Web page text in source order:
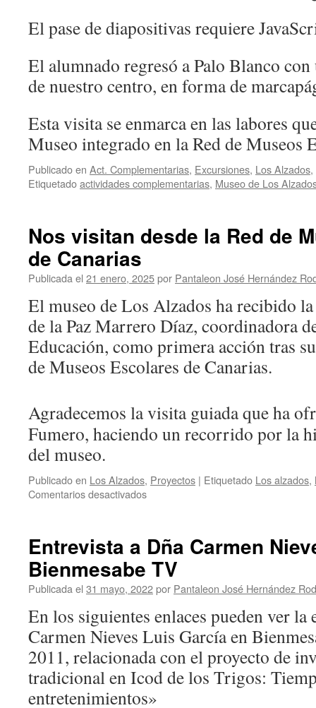
El pase de diapositivas requiere
El alumnado regresó a Palo Blanco
de nuestro centro, en forma de
Esta visita se enmarca en las labores
Museo integrado en la Red de Museos
Publicado en Act. Complementarias, Excursiones, Los Alzados,
Etiquetadoactividades complementarias, Museo de Los
Nos visitan desde la Red de
de Canarias
Publicada el 21 enero, 2025por Pantaleon José Hernández
El museo de Los Alzados ha recibido
de la Paz Marrero Díaz, coordinadora
Educación, como primera acción tras
de Museos Escolares de Canarias.
Agradecemos la visita guiada que ha
Fumero, haciendo un recorrido por la
del museo.
Publicado en Los Alzados, Proyectos | Etiquetado Los alzados,
Comentarios desactivadosen
la
Red
de
Museos
de
Canarias
Entrevista a Dña Carmen
Bienmesabe TV
Publicada el 31 mayo, 2022por Pantaleon José Hernández
En los siguientes enlaces pueden ver la
Carmen Nieves Luis García en
2011, relacionada con el proyecto de
tradicional en Icod de los Trigos:
entretenimientos»